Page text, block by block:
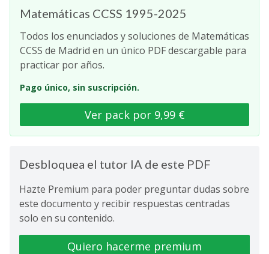
Matemáticas CCSS 1995-2025
Todos los enunciados y soluciones de Matemáticas
CCSS de Madrid en un único PDF descargable para
practicar por años.
Pago único, sin suscripción.
Ver pack por 9,99 €
Desbloquea el tutor IA de este PDF
Hazte Premium para poder preguntar dudas sobre
este documento y recibir respuestas centradas
solo en su contenido.
Quiero hacerme premium